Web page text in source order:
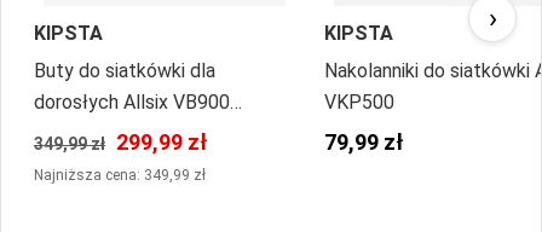
KIPSTA
Buty do siatkówki dla
dorosłych Allsix VB900
Stability Alessia Orro
349,99 zł 299,99 zł
Najniższa cena: 349,99 zł
KIPSTA
Nakolanniki do siatkówki
VKP500
79,99 zł
›